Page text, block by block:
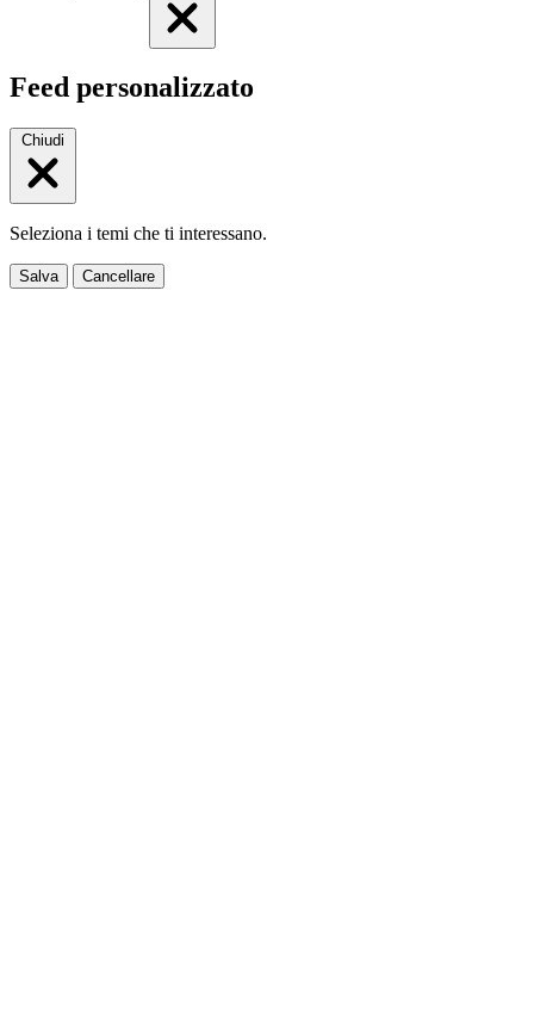
Feed personalizzato
Chiudi
Seleziona i temi che ti interessano.
Salva Cancellare